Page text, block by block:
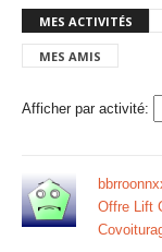
MES ACTIVITÉS
MES AMIS
Afficher par activité:
Offre Lift